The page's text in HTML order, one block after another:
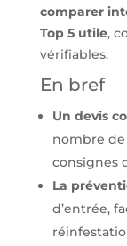
comparer
Top 5 utile,
vérifiables.
En bref
Un devis
nombre de
consignes
La
d’entrée,